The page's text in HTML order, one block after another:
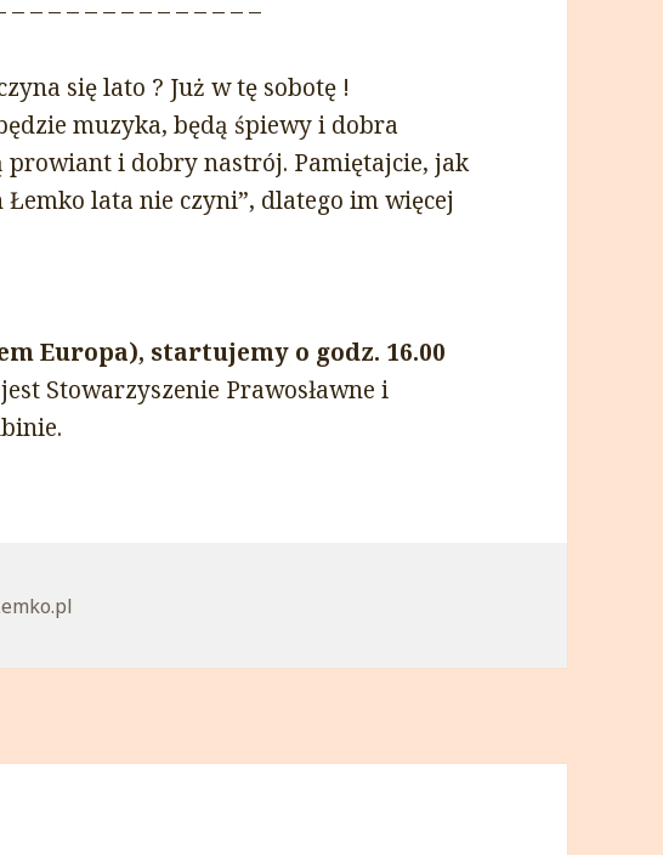
– – – – – – – – – – – – – –
się lato ? Już w tę sobotę !
muzyka, będą śpiewy i dobra
prowiant i dobry nastrój. Pamiętajcie, jak
lata nie czyni”, dlatego im więcej
Europa), startujemy o godz. 16.00
Stowarzyszenie Prawosławne i